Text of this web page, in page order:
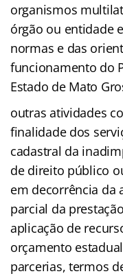
organismos
órgão ou entidade
normas e das
funcionamento do
Estado de Mato
outras atividades
finalidade dos
cadastral da
de direito público
em decorrência da
parcial da
aplicação de
orçamento
parcerias, termos